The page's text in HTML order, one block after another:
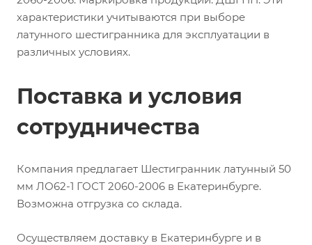
характеристики учитываются при выборе
латунного шестигранника для эксплуатации в
различных условиях.
Поставка и условия
сотрудничества
Компания предлагает Шестигранник латунный 50
мм ЛО62-1 ГОСТ 2060-2006 в Екатеринбурге.
Возможна отгрузка со склада.
Осуществляем доставку в Екатеринбурге и в